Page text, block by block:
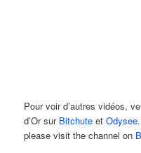
Pour voir d’autres vidéos,
d’Or sur Bitchute etOdysee
please visit the channel on